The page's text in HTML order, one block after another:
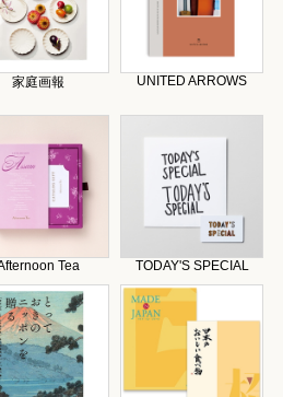
家庭画報 UNITED ARROWS
Tea TODAY'S SPECIAL